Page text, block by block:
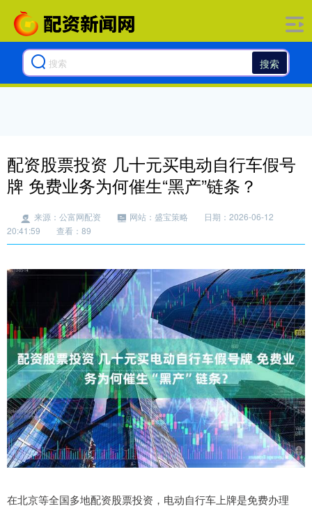
搜索
配资股票投资 几十元买电动自行车假号
牌 免费业务为何催生“黑产”链条？
来源：公富网配资 网站：盛宝策略
日期：2026-06-12
20:41:59
查看：89
在北京等全国多地配资股票投资，电动自行车上牌是免费办理